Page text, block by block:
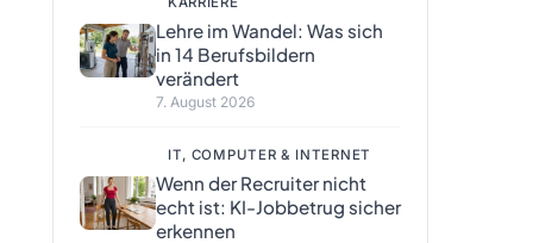
Lehre im Wandel: Was sich
in 14 Berufsbildern
verändert
7. August 2026
IT, COMPUTER & INTERNET
Wenn der Recruiter nicht
echt ist: KI-Jobbetrug sicher
erkennen